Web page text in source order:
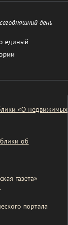
день
единый
«О недвижимых
об
газета»
портала